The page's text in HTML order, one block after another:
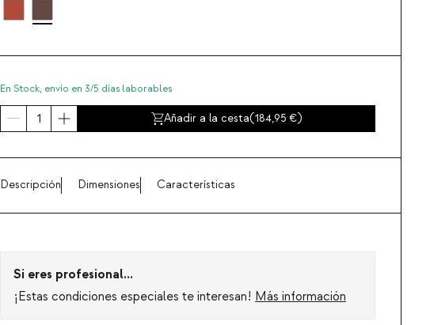
En Stock, envío en 3/5 días laborables
Añadir a la cesta(184,95 )
Descripción Dimensiones Características
Si eres profesional...
¡Estas condiciones especiales te interesan! Más información